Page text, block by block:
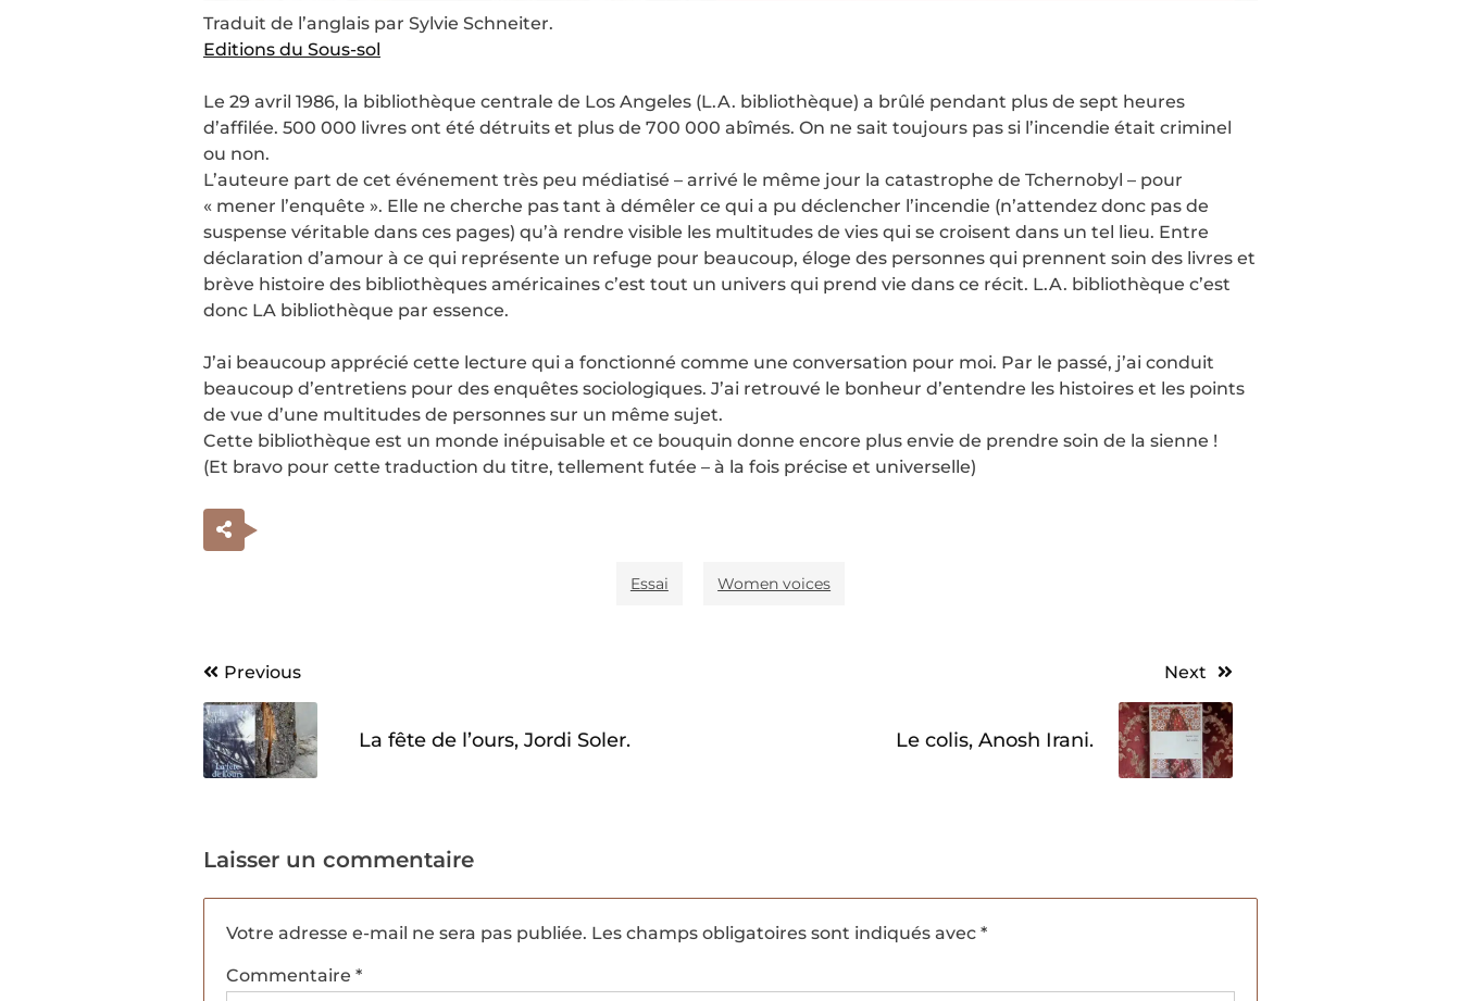
Traduit de l’anglais par Sylvie Schneiter.
Editions du Sous-sol
Le 29 avril 1986, la bibliothèque centrale de Los Angeles (L.A. bibliothèque) a brûlé pendant plus de sept heures
d’affilée. 500 000 livres ont été détruits et plus de 700 000 abîmés. On ne sait toujours pas si l’incendie était criminel
ou non.
L’auteure part de cet événement très peu médiatisé – arrivé le même jour la catastrophe de Tchernobyl – pour
« mener l’enquête ». Elle ne cherche pas tant à démêler ce qui a pu déclencher l’incendie (n’attendez donc pas de
suspense véritable dans ces pages) qu’à rendre visible les multitudes de vies qui se croisent dans un tel lieu. Entre
déclaration d’amour à ce qui représente un refuge pour beaucoup, éloge des personnes qui prennent soin des livres et
brève histoire des bibliothèques américaines c’est tout un univers qui prend vie dans ce récit. L.A. bibliothèque c’est
donc LA bibliothèque par essence.
J’ai beaucoup apprécié cette lecture qui a fonctionné comme une conversation pour moi. Par le passé, j’ai conduit
beaucoup d’entretiens pour des enquêtes sociologiques. J’ai retrouvé le bonheur d’entendre les histoires et les points
de vue d’une multitudes de personnes sur un même sujet.
Cette bibliothèque est un monde inépuisable et ce bouquin donne encore plus envie de prendre soin de la sienne !
(Et bravo pour cette traduction du titre, tellement futée – à la fois précise et universelle)
Essai Women voices
Navigation
de
l’article
Previous
La fête de l’ours, Jordi Soler.
Next
Le colis, Anosh Irani.
Laisser un commentaire
Votre adresse e-mail ne sera pas publiée. Les champs obligatoires sont indiqués avec *
Commentaire *